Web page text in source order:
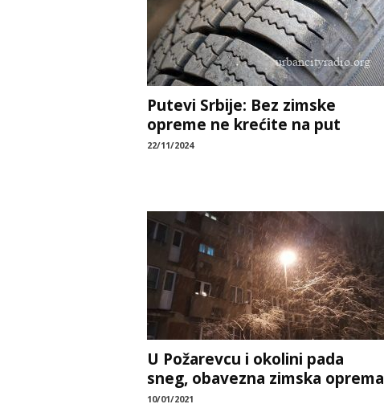
Putevi Srbije: Bez zimske
opreme ne krećite na put
22/11/2024
U Požarevcu i okolini pada
sneg, obavezna zimska oprema
10/01/2021